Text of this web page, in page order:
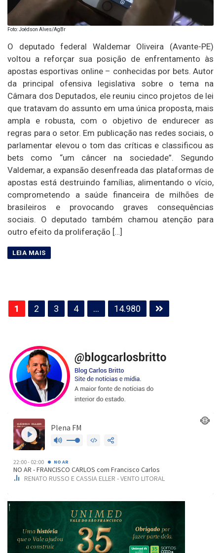
Foto: Joédson Alves/AgBr
O deputado federal Waldemar Oliveira (Avante-PE)
voltou a reforçar sua posição de enfrentamento às
apostas esportivas online – conhecidas por bets. Autor
da principal ofensiva legislativa sobre o tema na
Câmara dos Deputados, ele reuniu cinco projetos de lei
que tratavam do assunto em uma única proposta, mais
ampla e robusta, com o objetivo de endurecer as
regras para o setor. Em publicação nas redes sociais, o
parlamentar elevou o tom das críticas e classificou as
bets como “um câncer na sociedade”. Segundo
Valdemar, a expansão desenfreada das plataformas de
apostas está destruindo famílias, alimentando o vício,
comprometendo a saúde financeira de milhões de
brasileiros e provocando graves consequências
sociais. O deputado também chamou atenção para
outro efeito da proliferação […]
Paginação
de
1 2 3 4 … 14.980